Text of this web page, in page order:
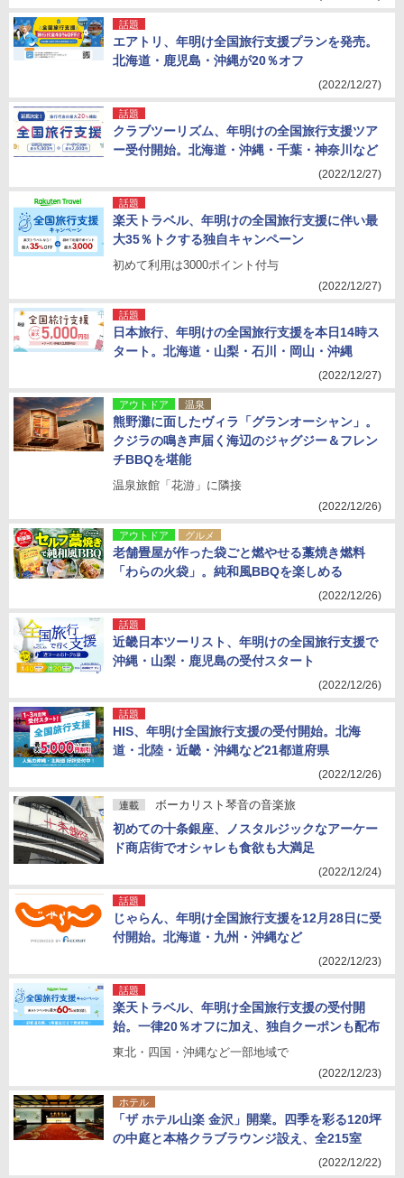
話題
エアトリ、年明け全国旅行支援プランを発売。
北海道・鹿児島・沖縄が20％オフ
(2022/12/27)
話題
クラブツーリズム、年明けの全国旅行支援ツア
ー受付開始。北海道・沖縄・千葉・神奈川など
(2022/12/27)
話題
楽天トラベル、年明けの全国旅行支援に伴い最
大35％トクする独自キャンペーン
初めて利用は3000ポイント付与
(2022/12/27)
話題
日本旅行、年明けの全国旅行支援を本日14時ス
タート。北海道・山梨・石川・岡山・沖縄
(2022/12/27)
アウトドア 温泉
熊野灘に面したヴィラ「グランオーシャン」。
クジラの鳴き声届く海辺のジャグジー＆フレン
チBBQを堪能
温泉旅館「花游」に隣接
(2022/12/26)
アウトドア グルメ
老舗畳屋が作った袋ごと燃やせる藁焼き燃料
「わらの火袋」。純和風BBQを楽しめる
(2022/12/26)
話題
近畿日本ツーリスト、年明けの全国旅行支援で
沖縄・山梨・鹿児島の受付スタート
(2022/12/26)
話題
HIS、年明け全国旅行支援の受付開始。北海
道・北陸・近畿・沖縄など21都道府県
(2022/12/26)
連載 ボーカリスト琴音の音楽旅
初めての十条銀座、ノスタルジックなアーケー
ド商店街でオシャレも食欲も大満足
(2022/12/24)
話題
じゃらん、年明け全国旅行支援を12月28日に受
付開始。北海道・九州・沖縄など
(2022/12/23)
話題
楽天トラベル、年明け全国旅行支援の受付開
始。一律20％オフに加え、独自クーポンも配布
東北・四国・沖縄など一部地域で
(2022/12/23)
ホテル
「ザ ホテル山楽 金沢」開業。四季を彩る120坪
の中庭と本格クラブラウンジ設え、全215室
(2022/12/22)